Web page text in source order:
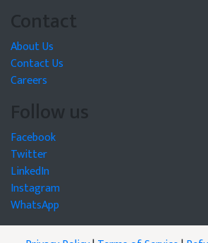
Contact
About Us
Contact Us
Careers
Follow us
Facebook
Twitter
LinkedIn
Instagram
WhatsApp